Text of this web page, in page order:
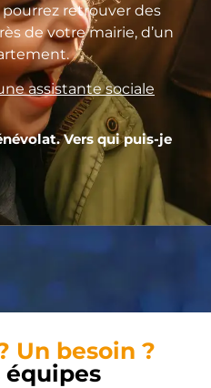
retrouver des
de votre mairie, d’un
assistante sociale
Vers qui puis-je
Un besoin ?
équipes